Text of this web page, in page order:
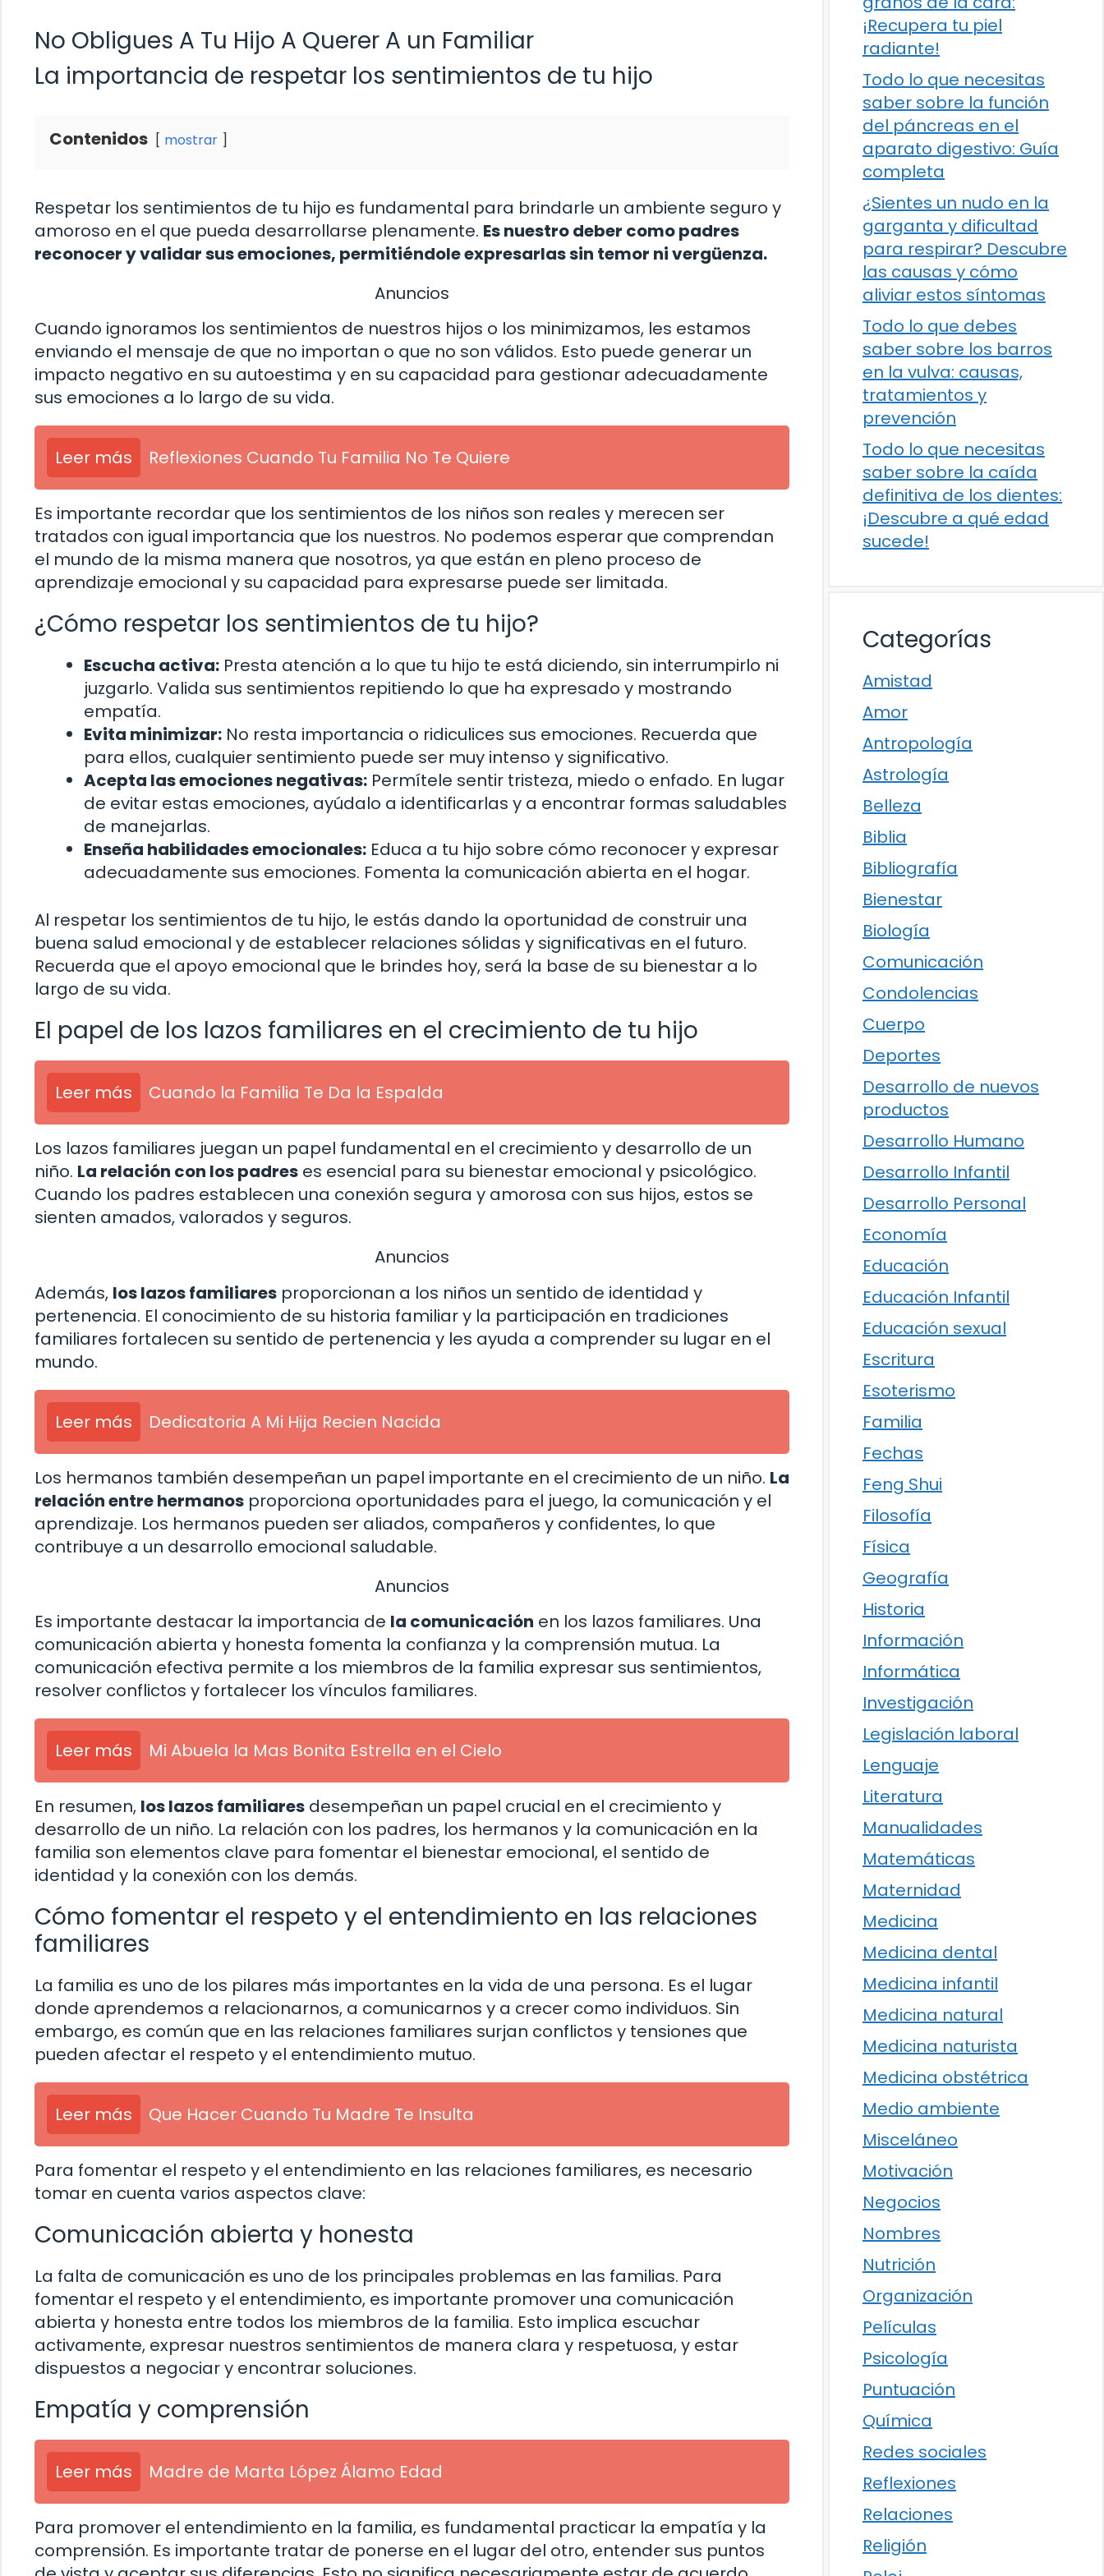
No Obligues A Tu Hijo A Querer A un Familiar
La importancia de respetar los sentimientos de tu hijo
Contenidos mostrar
Respetar los sentimientos de tu hijo es fundamental para brindarle un ambiente seguro y
amoroso en el que pueda desarrollarse plenamente. Es nuestro deber como padres
reconocer y validar sus emociones, permitiéndole expresarlas sin temor ni vergüenza.
Anuncios
Cuando ignoramos los sentimientos de nuestros hijos o los minimizamos, les estamos
enviando el mensaje de que no importan o que no son válidos. Esto puede generar un
impacto negativo en su autoestima y en su capacidad para gestionar adecuadamente
sus emociones a lo largo de su vida.
Leer más Reflexiones Cuando Tu Familia No Te Quiere
Es importante recordar que los sentimientos de los niños son reales y merecen ser
tratados con igual importancia que los nuestros. No podemos esperar que comprendan
el mundo de la misma manera que nosotros, ya que están en pleno proceso de
aprendizaje emocional y su capacidad para expresarse puede ser limitada.
¿Cómo respetar los sentimientos de tu hijo?
Escucha activa: Presta atención a lo que tu hijo te está diciendo, sin interrumpirlo ni
juzgarlo. Valida sus sentimientos repitiendo lo que ha expresado y mostrando
empatía.
Evita minimizar: No resta importancia o ridiculices sus emociones. Recuerda que
para ellos, cualquier sentimiento puede ser muy intenso y significativo.
Acepta las emociones negativas: Permítele sentir tristeza, miedo o enfado. En lugar
de evitar estas emociones, ayúdalo a identificarlas y a encontrar formas saludables
de manejarlas.
Enseña habilidades emocionales: Educa a tu hijo sobre cómo reconocer y expresar
adecuadamente sus emociones. Fomenta la comunicación abierta en el hogar.
Al respetar los sentimientos de tu hijo, le estás dando la oportunidad de construir una
buena salud emocional y de establecer relaciones sólidas y significativas en el futuro.
Recuerda que el apoyo emocional que le brindes hoy, será la base de su bienestar a lo
largo de su vida.
El papel de los lazos familiares en el crecimiento de tu hijo
Leer más Cuando la Familia Te Da la Espalda
Los lazos familiares juegan un papel fundamental en el crecimiento y desarrollo de un
niño. La relación con los padres es esencial para su bienestar emocional y psicológico.
Cuando los padres establecen una conexión segura y amorosa con sus hijos, estos se
sienten amados, valorados y seguros.
Anuncios
Además, los lazos familiares proporcionan a los niños un sentido de identidad y
pertenencia. El conocimiento de su historia familiar y la participación en tradiciones
familiares fortalecen su sentido de pertenencia y les ayuda a comprender su lugar en el
mundo.
Leer más Dedicatoria A Mi Hija Recien Nacida
Los hermanos también desempeñan un papel importante en el crecimiento de un niño. La
relación entre hermanos proporciona oportunidades para el juego, la comunicación y el
aprendizaje. Los hermanos pueden ser aliados, compañeros y confidentes, lo que
contribuye a un desarrollo emocional saludable.
Anuncios
Es importante destacar la importancia de la comunicación en los lazos familiares. Una
comunicación abierta y honesta fomenta la confianza y la comprensión mutua. La
comunicación efectiva permite a los miembros de la familia expresar sus sentimientos,
resolver conflictos y fortalecer los vínculos familiares.
Leer más Mi Abuela la Mas Bonita Estrella en el Cielo
En resumen, los lazos familiares desempeñan un papel crucial en el crecimiento y
desarrollo de un niño. La relación con los padres, los hermanos y la comunicación en la
familia son elementos clave para fomentar el bienestar emocional, el sentido de
identidad y la conexión con los demás.
Cómo fomentar el respeto y el entendimiento en las relaciones
familiares
La familia es uno de los pilares más importantes en la vida de una persona. Es el lugar
donde aprendemos a relacionarnos, a comunicarnos y a crecer como individuos. Sin
embargo, es común que en las relaciones familiares surjan conflictos y tensiones que
pueden afectar el respeto y el entendimiento mutuo.
Leer más Que Hacer Cuando Tu Madre Te Insulta
Para fomentar el respeto y el entendimiento en las relaciones familiares, es necesario
tomar en cuenta varios aspectos clave:
Comunicación abierta y honesta
La falta de comunicación es uno de los principales problemas en las familias. Para
fomentar el respeto y el entendimiento, es importante promover una comunicación
abierta y honesta entre todos los miembros de la familia. Esto implica escuchar
activamente, expresar nuestros sentimientos de manera clara y respetuosa, y estar
dispuestos a negociar y encontrar soluciones.
Empatía y comprensión
Leer más Madre de Marta López Álamo Edad
Para promover el entendimiento en la familia, es fundamental practicar la empatía y la
comprensión. Es importante tratar de ponerse en el lugar del otro, entender sus puntos
¡Recupera tu piel
radiante!
Todo lo que necesitas
saber sobre la función
del páncreas en el
aparato digestivo: Guía
completa
¿Sientes un nudo en la
garganta y dificultad
para respirar? Descubre
las causas y cómo
aliviar estos síntomas
Todo lo que debes
saber sobre los barros
en la vulva: causas,
tratamientos y
prevención
Todo lo que necesitas
saber sobre la caída
definitiva de los dientes:
¡Descubre a qué edad
sucede!
Categorías
Amistad
Amor
Antropología
Astrología
Belleza
Biblia
Bibliografía
Bienestar
Biología
Comunicación
Condolencias
Cuerpo
Deportes
Desarrollo de nuevos
productos
Desarrollo Humano
Desarrollo Infantil
Desarrollo Personal
Economía
Educación
Educación Infantil
Educación sexual
Escritura
Esoterismo
Familia
Fechas
Feng Shui
Filosofía
Física
Geografía
Historia
Información
Informática
Investigación
Legislación laboral
Lenguaje
Literatura
Manualidades
Matemáticas
Maternidad
Medicina
Medicina dental
Medicina infantil
Medicina natural
Medicina naturista
Medicina obstétrica
Medio ambiente
Misceláneo
Motivación
Negocios
Nombres
Nutrición
Organización
Películas
Psicología
Puntuación
Química
Redes sociales
Reflexiones
Relaciones
Religión